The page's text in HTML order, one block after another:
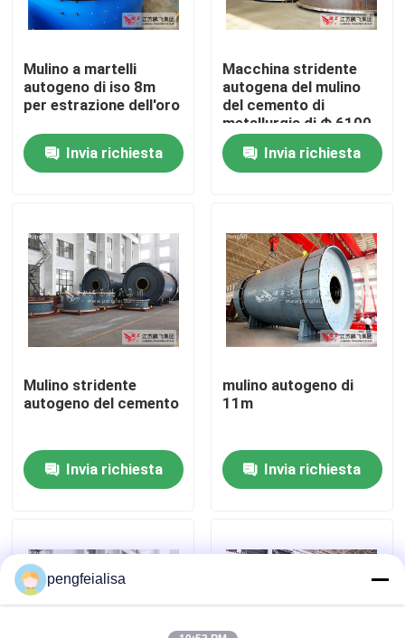
Casa
Prodotti
Giro della fabbrica
Controllo di qualità
Contattici
Notizie
Linea di produzione attiva della calce
Attrezzatura di produzione del cemento
Mulino a martelli
autogeno di iso 8m
per estrazione dell'oro
Invia richiesta
Macchina stridente
autogena del mulino
del cemento di
metallurgia di Φ 6100
Invia richiesta
Mulino stridente
autogeno del cemento
Invia richiesta
mulino autogeno di
11m
Invia richiesta
pengfeialisa